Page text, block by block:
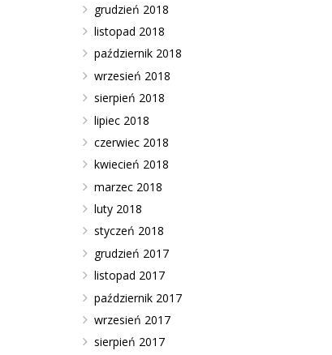
grudzień 2018
listopad 2018
październik 2018
wrzesień 2018
sierpień 2018
lipiec 2018
czerwiec 2018
kwiecień 2018
marzec 2018
luty 2018
styczeń 2018
grudzień 2017
listopad 2017
październik 2017
wrzesień 2017
sierpień 2017